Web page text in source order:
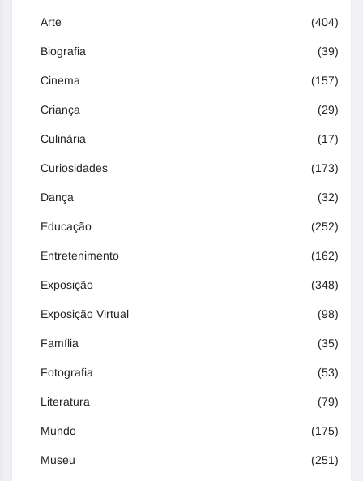
Arte (404)
Biografia (39)
Cinema (157)
Criança (29)
Culinária (17)
Curiosidades (173)
Dança (32)
Educação (252)
Entretenimento (162)
Exposição (348)
Exposição Virtual (98)
Família (35)
Fotografia (53)
Literatura (79)
Mundo (175)
Museu (251)